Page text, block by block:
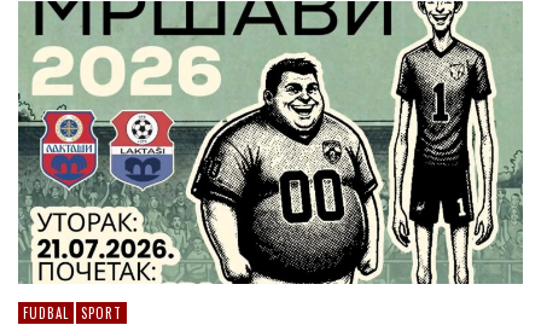
FUDBAL SPORT